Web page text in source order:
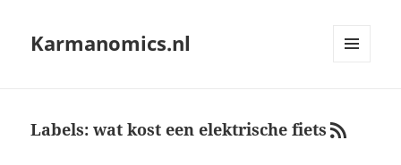
Karmanomics.nl
RSS
Labels: wat kost een elektrische fiets